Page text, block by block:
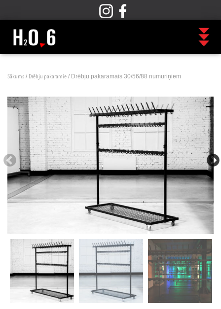
Sākums / Drēbju pakaramie / Drēbju pakaramais 30/56/88 numuriņiem